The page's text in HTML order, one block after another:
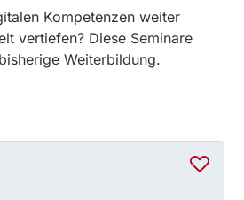
Kompetenzen weiter
vertiefen? Diese Seminare
Weiterbildung.